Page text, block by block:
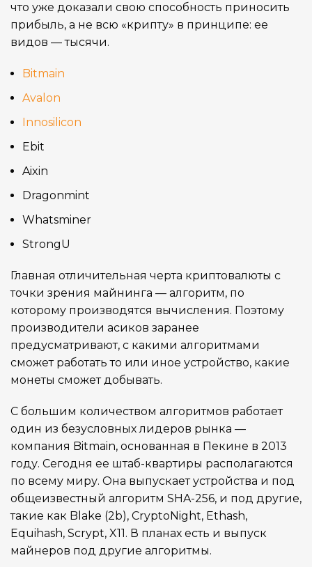
ДАТА ВЫХОДА(РЕЛИЗ) Февраль 2025
ДОБЫВАЕМЫЕ МОНЕТЫ
ЭНЕРГОЭФФЕКТИВНОСТЬ
ОХЛАЖДЕНИЕ
ОСОБЕННОСТИ
расход охлаждающей
КОЛИЧЕСТВО ЧИПОВ Н/Д
РАБОЧАЯ ТЕМПЕРАТУРА от 0 до 40 °С
СЕТЕВОЕ ПОДКЛЮЧЕНИЕ RJ45 Ethernet
РАЗМЕРЫ УСТРОЙСТВА, ММ 655x445x90
УРОВЕНЬ ШУМА 75 дБ
что уже доказали свою способность приносить
прибыль, а не всю «крипту» в принципе: ее
видов — тысячи.
Bitmain
Avalon
Innosilicon
Ebit
Aixin
Dragonmint
Whatsminer
StrongU
Главная отличительная черта криптовалюты с
точки зрения майнинга — алгоритм, по
которому производятся вычисления. Поэтому
производители асиков заранее
предусматривают, с какими алгоритмами
сможет работать то или иное устройство, какие
монеты сможет добывать.
С большим количеством алгоритмов работает
один из безусловных лидеров рынка —
компания Bitmain, основанная в Пекине в 2013
году. Сегодня ее штаб-квартиры располагаются
по всему миру. Она выпускает устройства и под
общеизвестный алгоритм SHA-256, и под другие,
такие как Blake (2b), CryptoNight, Ethash,
Equihash, Scrypt, X11. В планах есть и выпуск
майнеров под другие алгоритмы.